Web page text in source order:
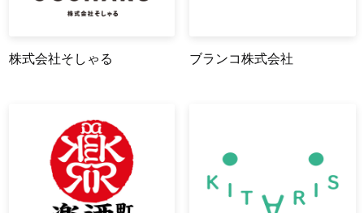
株式会社そしゃる ブランコ株式会社